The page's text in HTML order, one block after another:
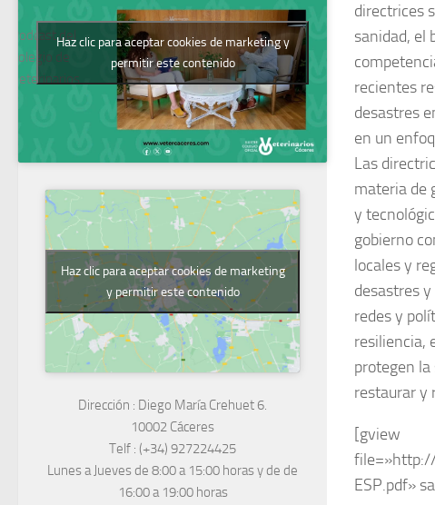
directrices
sanidad, el
recientes
desastres
en un
Las
materia de
y
gobierno
locales y
desastres
redes y
resiliencia,
protegen
restaurar y
[gview
ESP.pdf»
Podcast del
Colegio de
Veterinarios
Haz clic para aceptar cookies de marketing y
permitir este contenido
Haz clic para aceptar cookies de marketing
y permitir este contenido
Dirección : Diego María Crehuet 6.
10002 Cáceres
Telf : (+34) 927224425
Lunes a Jueves de 8:00 a 15:00 horas y de de
16:00 a 19:00 horas